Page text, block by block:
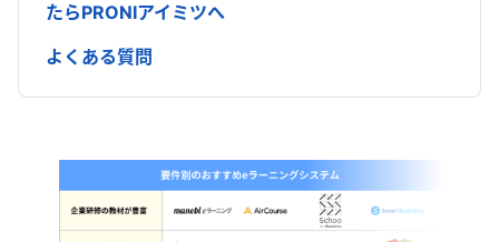
たらPRONIアイミツへ
よくある質問